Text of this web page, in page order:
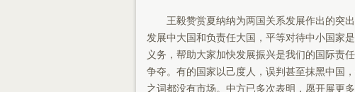
王毅赞赏夏纳纳为两国关系发展作出的突出
发展中大国和负责任大国，平等对待中小国家
义务，帮助大家加快发展振兴是我们的国际责
争夺。有的国家以己度人，误判甚至抹黑中国
之词都没有市场。中方已多次表明，愿开展更